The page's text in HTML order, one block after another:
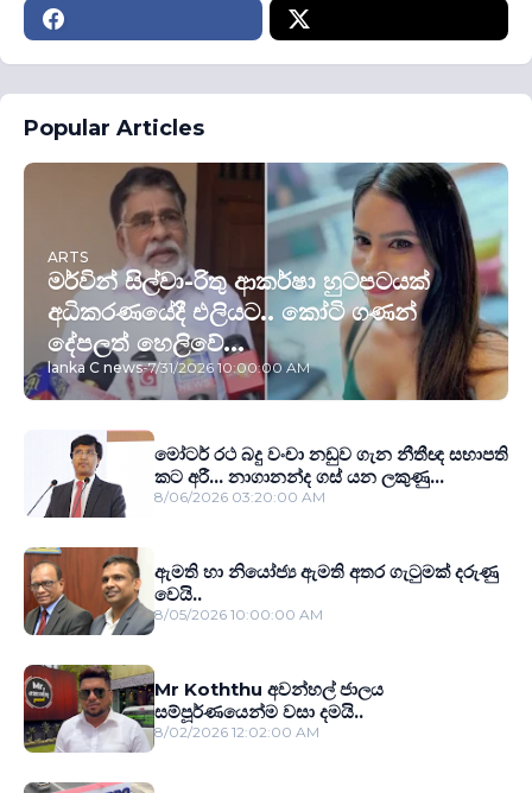
Popular Articles
ARTS
මර්වින් සිල්වා-රිතු ආකර්ෂා හුටපටයක්
අධිකරණයේදී එලියට.. කෝටි ගණන්
දේපලත් හෙලිවේ...
lanka C news-7/31/2026 10:00:00 AM
මෝටර් රථ බදු වංචා නඩුව ගැන නීතීඥ සභාපති
කට අරී... නාගානන්ද ගස් යන ලකුණු...
8/06/2026 03:20:00 AM
ඇමති හා නියෝජ්‍ය ඇමති අතර ගැටුමක් දරුණු
වෙයි..
8/05/2026 10:00:00 AM
Mr Koththu අවන්හල් ජාලය
සම්පූර්ණයෙන්ම වසා දමයි..
8/02/2026 12:02:00 AM